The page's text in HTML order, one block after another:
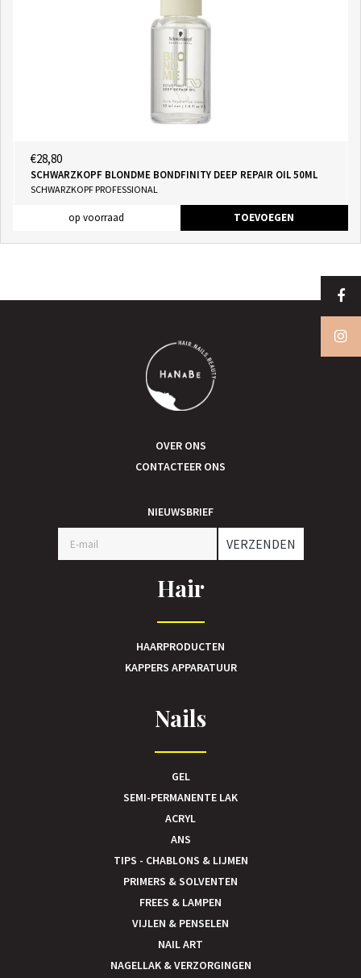
€28,80
SCHWARZKOPF BLONDME BONDFINITY DEEP REPAIR OIL 50ML
SCHWARZKOPF PROFESSIONAL
op voorraad TOEVOEGEN
OVER ONS
CONTACTEER ONS
NIEUWSBRIEF
VERZENDEN
Hair
HAARPRODUCTEN
KAPPERS APPARATUUR
Nails
GEL
SEMI-PERMANENTE LAK
ACRYL
ANS
TIPS - CHABLONS & LIJMEN
PRIMERS & SOLVENTEN
FREES & LAMPEN
VIJLEN & PENSELEN
NAIL ART
NAGELLAK & VERZORGINGEN